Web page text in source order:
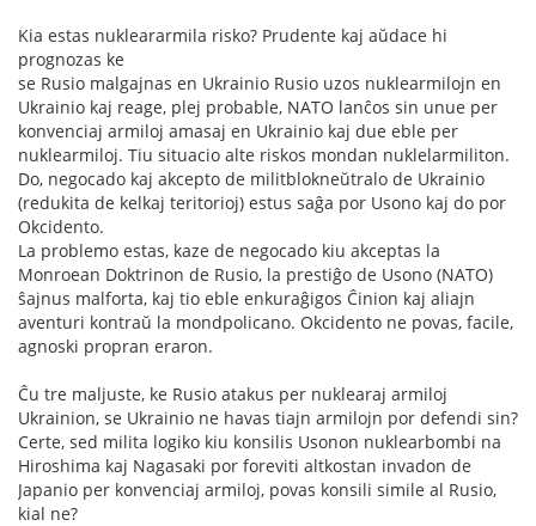
Kia estas nukleararmila risko? Prudente kaj aŭdace hi
prognozas ke
se Rusio malgajnas en Ukrainio Rusio uzos nuklearmilojn en
Ukrainio kaj reage, plej probable, NATO lanĉos sin unue per
konvenciaj armiloj amasaj en Ukrainio kaj due eble per
nuklearmiloj. Tiu situacio alte riskos mondan nuklelarmiliton.
Do, negocado kaj akcepto de militblokneŭtralo de Ukrainio
(redukita de kelkaj teritorioj) estus saĝa por Usono kaj do por
Okcidento.
La problemo estas, kaze de negocado kiu akceptas la
Monroean Doktrinon de Rusio, la prestiĝo de Usono (NATO)
ŝajnus malforta, kaj tio eble enkuraĝigos Ĉinion kaj aliajn
aventuri kontraŭ la mondpolicano. Okcidento ne povas, facile,
agnoski propran eraron.
Ĉu tre maljuste, ke Rusio atakus per nuklearaj armiloj
Ukrainion, se Ukrainio ne havas tiajn armilojn por defendi sin?
Certe, sed milita logiko kiu konsilis Usonon nuklearbombi na
Hiroshima kaj Nagasaki por foreviti altkostan invadon de
Japanio per konvenciaj armiloj, povas konsili simile al Rusio,
kial ne?